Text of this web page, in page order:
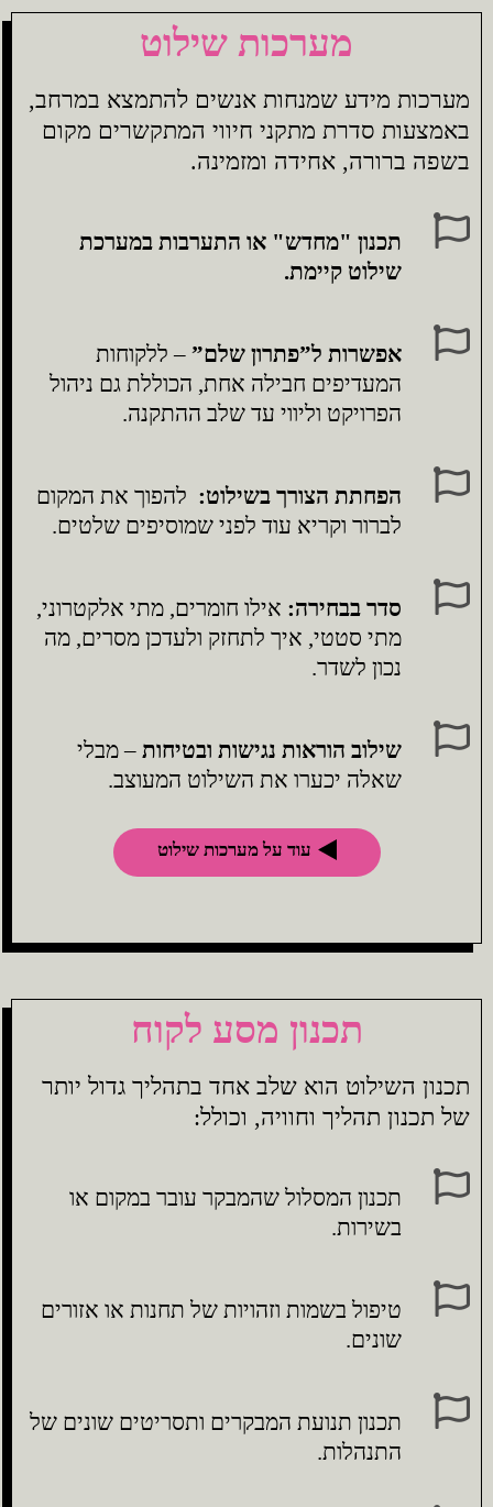
מערכות שילוט
מערכות מידע שמנחות אנשים להתמצא במרחב,
באמצעות סדרת מתקני חיווי המתקשרים מקום
בשפה ברורה, אחידה ומזמינה.
תכנון "מחדש" או התערבות במערכת
שילוט קיימת.
אפשרות ל”פתרון שלם” – ללקוחות
המעדיפים חבילה אחת, הכוללת גם ניהול
הפרויקט וליווי עד שלב ההתקנה.
הפחתת הצורך בשילוט: להפוך את המקום
לברור וקריא עוד לפני שמוסיפים שלטים.
סדר בבחירה: אילו חומרים, מתי אלקטרוני,
מתי סטטי, איך לתחזק ולעדכן מסרים, מה
נכון לשדר.
שילוב הוראות נגישות ובטיחות – מבלי
שאלה יכערו את השילוט המעוצב.
עוד על מערכות שילוט
תכנון מסע לקוח
תכנון השילוט הוא שלב אחד בתהליך גדול יותר
של תכנון תהליך וחוויה, וכולל:
תכנון המסלול שהמבקר עובר במקום או
בשירות.
טיפול בשמות וזהויות של תחנות או אזורים
שונים.
תכנון תנועת המבקרים ותסריטים שונים של
התנהלות.